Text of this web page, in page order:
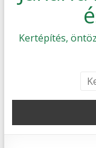
Kertépítés,